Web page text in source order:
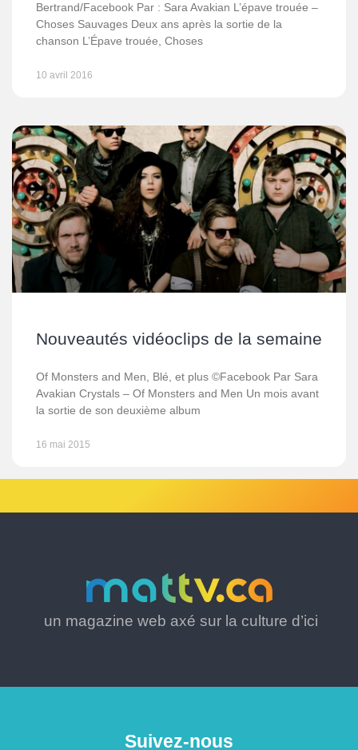
Bertrand/Facebook Par : Sara Avakian L’épave trouée –
Choses Sauvages Deux ans après la sortie de la
chanson L’Épave trouée, Choses
10 avril 2016
Nouveautés vidéoclips de la semaine
Of Monsters and Men, Blé, et plus ©Facebook Par Sara
Avakian Crystals – Of Monsters and Men Un mois avant
la sortie de son deuxième album
16 mai 2015
un magazine web axé sur la culture d’ici
Suivez-nous